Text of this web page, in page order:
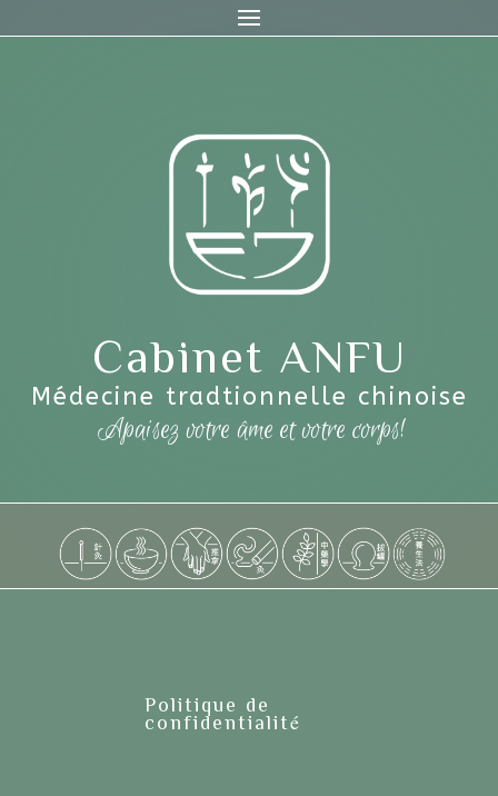
Cabinet ANFU
Médecine tradtionnelle chinoise
Apaisez votre âme et votre corps!
Politique de
confidentialité